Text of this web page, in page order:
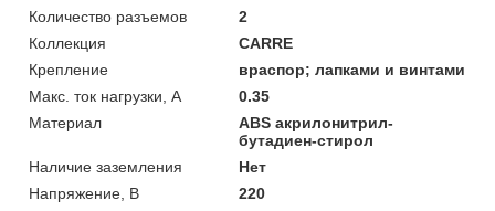
Количество разъемов
2
Коллекция
CARRE
Крепление
враспор; лапками и винтами
Макс. ток нагрузки, А
0.35
Материал
ABS акрилонитрил-
бутадиен-стирол
Наличие заземления
Нет
Напряжение, В
220